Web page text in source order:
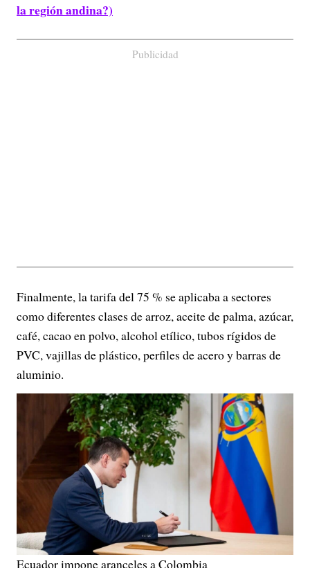
la región andina?)
Publicidad
Finalmente, la tarifa del 75 % se aplicaba a sectores
como diferentes clases de arroz, aceite de palma, azúcar,
café, cacao en polvo, alcohol etílico, tubos rígidos de
PVC, vajillas de plástico, perfiles de acero y barras de
aluminio.
Ecuador impone aranceles a Colombia